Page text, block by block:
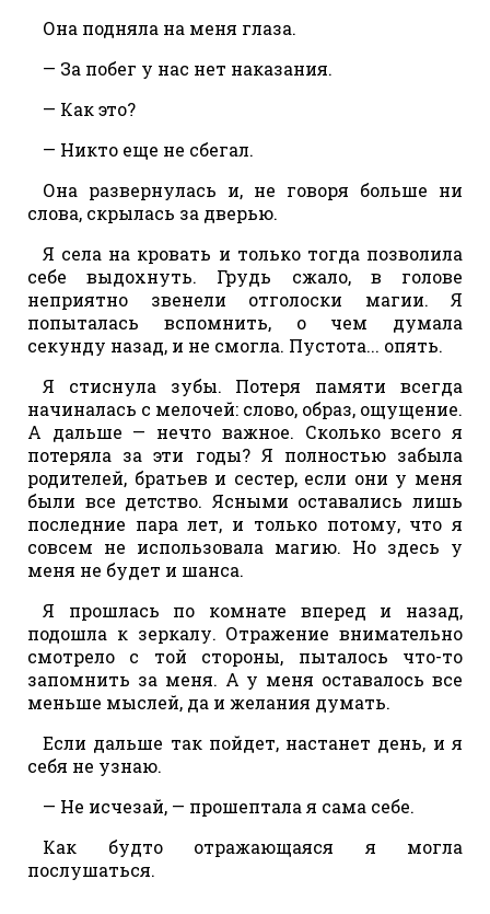
Она подняла на меня глаза.
— За побег у нас нет наказания.
— Как это?
— Никто еще не сбегал.
Она развернулась и, не говоря больше ни
слова, скрылась за дверью.
Я села на кровать и только тогда позволила
себе выдохнуть. Грудь сжало, в голове
неприятно звенели отголоски магии. Я
попыталась вспомнить, о чем думала
секунду назад, и не смогла. Пустота... опять.
Я стиснула зубы. Потеря памяти всегда
начиналась с мелочей: слово, образ, ощущение.
А дальше — нечто важное. Сколько всего я
потеряла за эти годы? Я полностью забыла
родителей, братьев и сестер, если они у меня
были все детство. Ясными оставались лишь
последние пара лет, и только потому, что я
совсем не использовала магию. Но здесь у
меня не будет и шанса.
Я прошлась по комнате вперед и назад,
подошла к зеркалу. Отражение внимательно
смотрело с той стороны, пыталось что-то
запомнить за меня. А у меня оставалось все
меньше мыслей, да и желания думать.
Если дальше так пойдет, настанет день, и я
себя не узнаю.
— Не исчезай, — прошептала я сама себе.
Как будто отражающаяся я могла
послушаться.